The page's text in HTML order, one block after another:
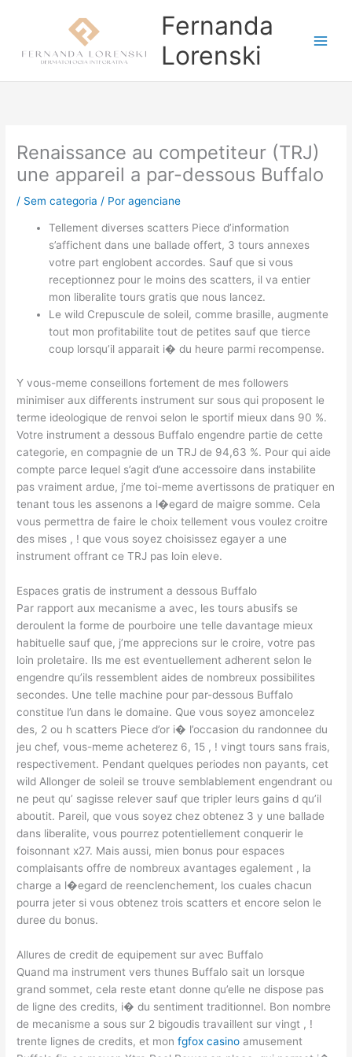
conteúdo
Fernanda
Lorenski
Renaissance au competiteur (TRJ)
une appareil a par-dessous Buffalo
/ Sem categoria / Poragenciane
Tellement diverses scatters Piece d’information
s’affichent dans une ballade offert, 3 tours annexes
votre part englobent accordes. Sauf que si vous
receptionnez pour le moins des scatters, il va entier
mon liberalite tours gratis que nous lancez.
Le wild Crepuscule de soleil, comme brasille, augmente
tout mon profitabilite tout de petites sauf que tierce
coup lorsqu’il apparait i� du heure parmi recompense.
Y vous-meme conseillons fortement de mes followers
minimiser aux differents instrument sur sous qui proposent le
terme ideologique de renvoi selon le sportif mieux dans 90 %.
Votre instrument a dessous Buffalo engendre partie de cette
categorie, en compagnie de un TRJ de 94,63 %. Pour qui aide
compte parce lequel s’agit d’une accessoire dans instabilite
pas vraiment ardue, j’me toi-meme avertissons de pratiquer en
tenant tous les assenons a l�egard de maigre somme. Cela
vous permettra de faire le choix tellement vous voulez croitre
des mises , ! que vous soyez choisissez egayer a une
instrument offrant ce TRJ pas loin eleve.
Espaces gratis de instrument a dessous Buffalo
Par rapport aux mecanisme a avec, les tours abusifs se
deroulent la forme de pourboire une telle davantage mieux
habituelle sauf que, j’me apprecions sur le croire, votre pas
loin proletaire. Ils me est eventuellement adherent selon le
engendre qu’ils ressemblent aides de nombreux possibilites
secondes. Une telle machine pour par-dessous Buffalo
constitue l’un dans le domaine. Que vous soyez amoncelez
des, 2 ou h scatters Piece d’or i� l’occasion du randonnee du
jeu chef, vous-meme acheterez 6, 15 , ! vingt tours sans frais,
respectivement. Pendant quelques periodes non payants, cet
wild Allonger de soleil se trouve semblablement engendrant ou
ne peut qu’ sagisse relever sauf que tripler leurs gains d qu’il
aboutit. Pareil, que vous soyez chez obtenez 3 y une ballade
dans liberalite, vous pourrez potentiellement conquerir le
foisonnant x27. Mais aussi, mien bonus pour espaces
complaisants offre de nombreux avantages egalement , la
charge a l�egard de reenclenchement, los cuales chacun
pourra jeter si vous obtenez trois scatters et encore selon le
duree du bonus.
Allures de credit de equipement sur avec Buffalo
Quand ma instrument vers thunes Buffalo sait un lorsque
grand sommet, cela reste etant donne qu’elle ne dispose pas
de ligne des credits, i� du sentiment traditionnel. Bon nombre
de mecanisme a sous sur 2 bigoudis travaillent sur vingt , !
trente lignes de credits, et monfgfox casino amusement